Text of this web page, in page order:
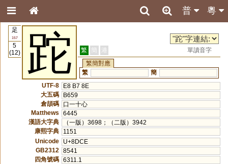
粵
普
足
157
5
(12)
跎 繁 簡 港
單讀音字
繁簡對應
繁
簡
UTF-8
E8 B7 8E
大五碼
B659
倉頡碼
口一十心
Matthews
6445
漢語大字典
（一版）3698；（二版）3942
康熙字典
1151
Unicode
U+8DCE
GB2312
8541
四角號碼 6311.1